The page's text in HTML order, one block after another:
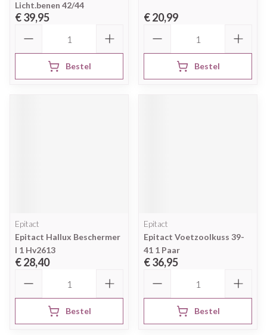
Licht.benen 42/44
€ 39,95
Bestel
€ 20,99
Bestel
Epitact
Epitact Hallux Beschermer
l 1 Hv2613
€ 28,40
Bestel
Epitact
Epitact Voetzoolkuss 39-
41 1 Paar
€ 36,95
Bestel